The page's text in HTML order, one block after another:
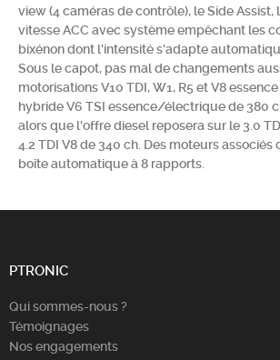
view (4 caméras de contrôle), le Side
vitesse ACC avec système empêchant les
bixénon dont l'intensité s'adapte
Sous le capot, pas mal de changements
motorisations V10 TDI, W1, R5 et V8
hybride V6 TSI essence/électrique de 380
alors que l'offre diesel reposera sur le 3.0
4.2 TDI V8 de 340 ch. Des moteurs associés
boîte automatique à 8 rapports.
PTRONIC
Qui sommes-nous ?
Témoignages
Nos engagements